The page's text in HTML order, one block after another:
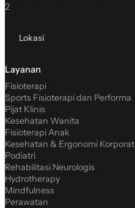
2
Lokasi
Layanan
Fisioterapi
Sports Fisioterapi dan Performa
Pijat Klinis
Kesehatan Wanita
Fisioterapi Anak
Kesehatan & Ergonomi Korporat
Podiatri
Rehabilitasi Neurologis
Hydrotherapy
Mindfulness
Perawatan